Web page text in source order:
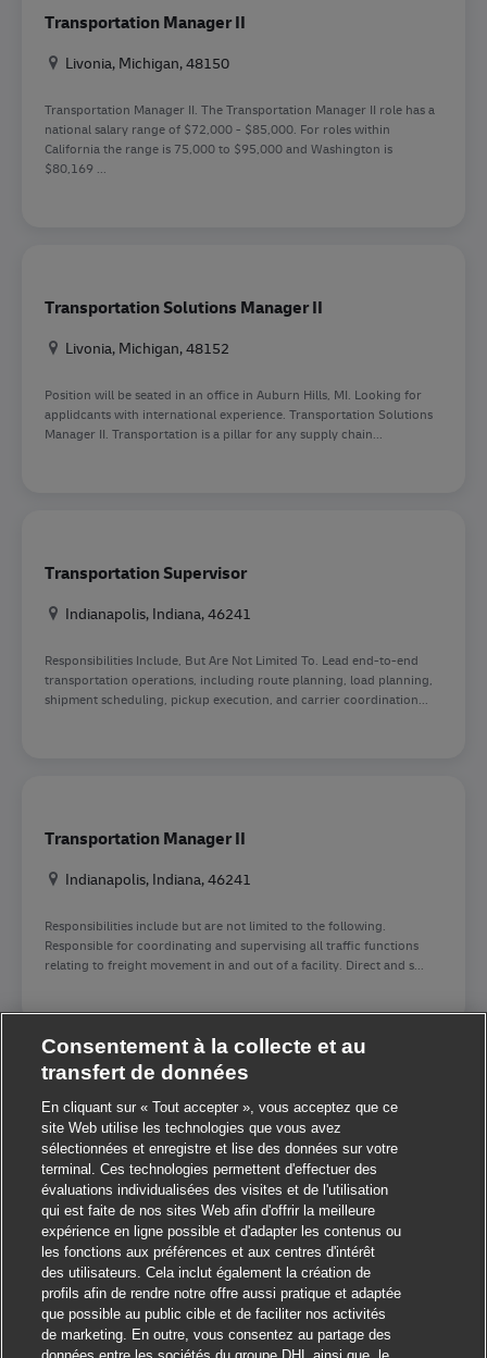
Transportation Manager II
Location
Livonia, Michigan, 48150
Transportation Manager II. The Transportation Manager II role has a
national salary range of $72,000 - $85,000. For roles within
California the range is 75,000 to $95,000 and Washington is
$80,169 ...
Transportation Solutions Manager II
Location
Livonia, Michigan, 48152
Position will be seated in an office in Auburn Hills, MI. Looking for
applidcants with international experience. Transportation Solutions
Manager II. Transportation is a pillar for any supply chain...
Transportation Supervisor
Location
Indianapolis, Indiana, 46241
Responsibilities Include, But Are Not Limited To. Lead end-to-end
transportation operations, including route planning, load planning,
shipment scheduling, pickup execution, and carrier coordination...
Transportation Manager II
Location
Indianapolis, Indiana, 46241
Responsibilities include but are not limited to the following.
Responsible for coordinating and supervising all traffic functions
relating to freight movement in and out of a facility. Direct and s...
1 2 3 4 5 6 7 8 9
Créer une alerte emploi
Remarque : utilisez les filtres d'affinage de la recherche ci-
dessus pour obtenir de meilleures alertes emploi.
Je souhaite recevoir des ​​​​​​​offres d'emploi qui me
correspondent pendant 12 mois. Je peux me désinscrire en
cliquant sur le lien au bas de chaque alerte emploi. Par
ailleurs, je peux gérer mes données personnelles en bas du
Consentement à la collecte et au
transfert de données
En cliquant sur « Tout accepter », vous acceptez que ce
site Web utilise les technologies que vous avez
sélectionnées et enregistre et lise des données sur votre
terminal. Ces technologies permettent d'effectuer des
évaluations individualisées des visites et de l'utilisation
qui est faite de nos sites Web afin d'offrir la meilleure
expérience en ligne possible et d'adapter les contenus ou
les fonctions aux préférences et aux centres d'intérêt
des utilisateurs. Cela inclut également la création de
profils afin de rendre notre offre aussi pratique et adaptée
que possible au public cible et de faciliter nos activités
de marketing. En outre, vous consentez au partage des
Salut ! Vous êtes à la recherche d’un
emploi ?
Fermer la
Trouver un emploi